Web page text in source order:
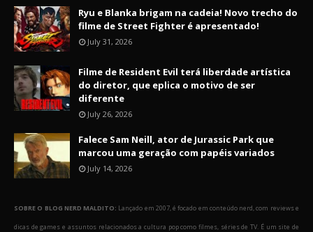
Ryu e Blanka brigam na cadeia! Novo trecho do
filme de Street Fighter é apresentado!
July 31, 2026
Filme de Resident Evil terá liberdade artística
do diretor, que eplica o motivo de ser
diferente
July 26, 2026
Falece Sam Neill, ator de Jurassic Park que
marcou uma geração com papéis variados
July 14, 2026
SOBRE O BLOG NERD MALDITO: Lançado em 2007, é focado em conteúdo nerd, com reviews e
dicas de games e assuntos relacionados a cultura pop como filmes, séries de TV. É um site de